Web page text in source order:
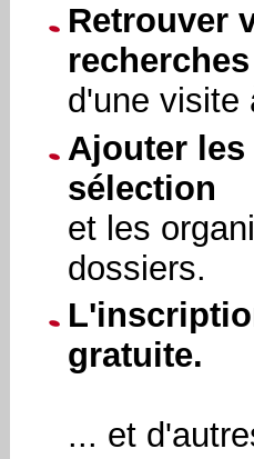
Retrouver
recherches
d'une visite
Ajouter
sélection
et les
dossiers.
gratuite.
... et